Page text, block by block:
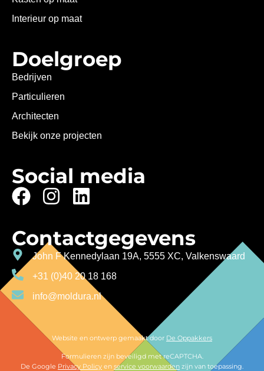
Interieur op maat
Doelgroep
Bedrijven
Particulieren
Architecten
Bekijk onze projecten
Social media
Contactgegevens
John F Kennedylaan 19A, 5555 XC, Valkenswaard
+31 (0)40 20 18 168
info@moldura.nl
Website en ontwerp gemaakt door De Oppakkers
Formulieren zijn beveiligd met reCAPTCHA.
De Google Privacy Policy en service voorwaarden zijn van toepassing.